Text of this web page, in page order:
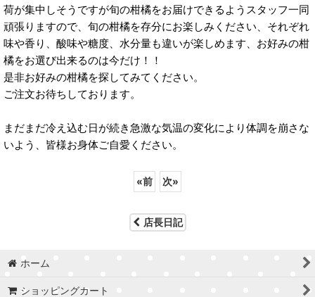
荷が集中しそうですが旬の柑橘をお届けできるようスタッフ一同
頑張りますので、旬の柑橘を存分にお楽しみください、それぞれ
味や香り、酸味や糖度、水分量も違いが楽しめます、お好みの柑
橘をお選び出来るのは今だけ！！
是非お好みの柑橘を探してみてください。
ご注文お待ちしております。
まだまだ冷え込む日が続き急激な気温の変化により体調を崩さな
いよう、皆様お身体ご自愛ください。
«前 次»
店長日記
ホーム
ショッピングカート